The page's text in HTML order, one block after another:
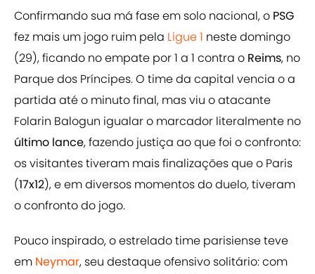
Confirmando sua má fase em solo nacional, o PSG
fez mais um jogo ruim pela Ligue 1 neste domingo
(29), ficando no empate por 1 a 1 contra o Reims, no
Parque dos Príncipes. O time da capital vencia o a
partida até o minuto final, mas viu o atacante
Folarin Balogun igualar o marcador literalmente no
último lance, fazendo justiça ao que foi o confronto:
os visitantes tiveram mais finalizações que o Paris
(17x12), e em diversos momentos do duelo, tiveram
o confronto do jogo.
Pouco inspirado, o estrelado time parisiense teve
em Neymar, seu destaque ofensivo solitário: com